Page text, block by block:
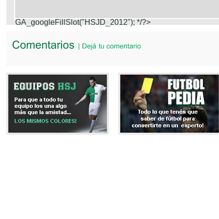
GA_googleFillSlot("HSJD_2012"); */?>